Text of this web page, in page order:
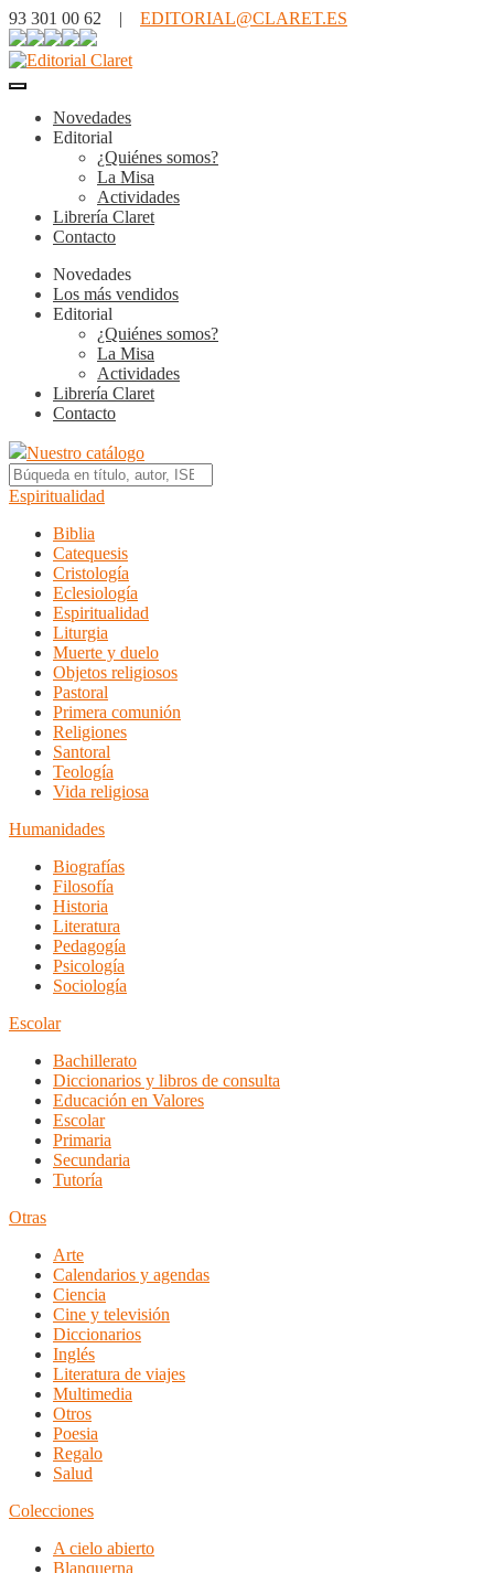
93 301 00 62 | EDITORIAL@CLARET.ES
Novedades
Editorial
¿Quiénes somos?
La Misa
Actividades
Librería Claret
Contacto
Novedades
Los más vendidos
Editorial
¿Quiénes somos?
La Misa
Actividades
Librería Claret
Contacto
Nuestro catálogo
Espiritualidad
Biblia
Catequesis
Cristología
Eclesiología
Espiritualidad
Liturgia
Muerte y duelo
Objetos religiosos
Pastoral
Primera comunión
Religiones
Santoral
Teología
Vida religiosa
Humanidades
Biografías
Filosofía
Historia
Literatura
Pedagogía
Psicología
Sociología
Escolar
Bachillerato
Diccionarios y libros de consulta
Educación en Valores
Escolar
Primaria
Secundaria
Tutoría
Otras
Arte
Calendarios y agendas
Ciencia
Cine y televisión
Diccionarios
Inglés
Literatura de viajes
Multimedia
Otros
Poesia
Regalo
Salud
Colecciones
A cielo abierto
Blanquerna